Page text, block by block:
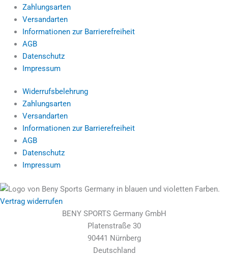
Zahlungsarten
Versandarten
Informationen zur Barrierefreiheit
AGB
Datenschutz
Impressum
Widerrufsbelehrung
Zahlungsarten
Versandarten
Informationen zur Barrierefreiheit
AGB
Datenschutz
Impressum
Vertrag widerrufen
BENY SPORTS Germany GmbH
Platenstraße 30
90441 Nürnberg
Deutschland